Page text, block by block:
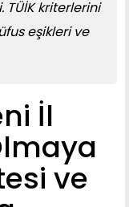
kriterlerini
eşikleri ve
İl
ve